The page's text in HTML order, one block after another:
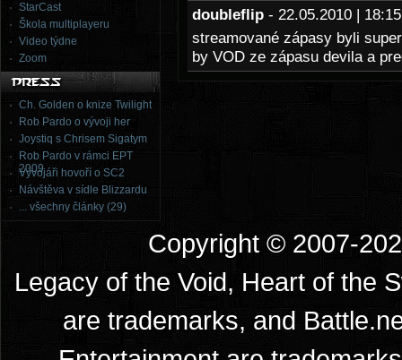
StarCast
Škola multiplayeru
Video týdne
Zoom
Ch. Golden o knize Twilight
Rob Pardo o vývoji her
Joystiq s Chrisem Sigatym
Rob Pardo v rámci EPT
2009
Vývojáři hovoří o SC2
Návštěva v sídle Blizzardu
... všechny články (29)
doubleflip - 22.05.2010 |
streamované zápasy byli
by VOD ze zápasu devila a
Copyright © 2007-
Legacy of the Void, Heart of the
are trademarks, and